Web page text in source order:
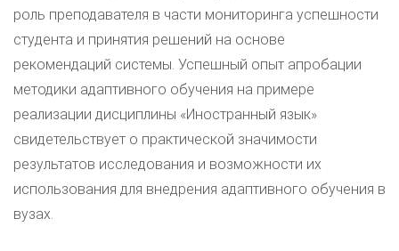
роль преподавателя в части мониторинга успешности
студента и принятия решений на основе
рекомендаций системы. Успешный опыт апробации
методики адаптивного обучения на примере
реализации дисциплины «Иностранный язык»
свидетельствует о практической значимости
результатов исследования и возможности их
использования для внедрения адаптивного обучения в
вузах.